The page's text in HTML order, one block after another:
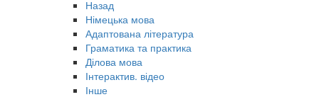
Назад
Німецька мова
Адаптована література
Граматика та практика
Ділова мова
Інтерактив. відео
Інше